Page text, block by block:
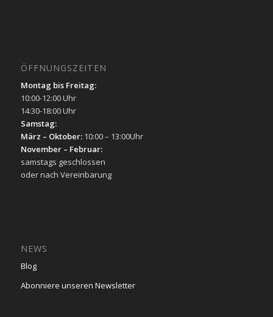
ÖFFNUNGSZEITEN
Montag bis Freitag:
10:00-12:00 Uhr
14:30-18:00 Uhr
Samstag:
März – Oktober:10:00 – 13:00Uhr
November – Februar:
samstags geschlossen
oder nach Vereinbarung
NEWS
Blog
Abonniere unseren Newsletter